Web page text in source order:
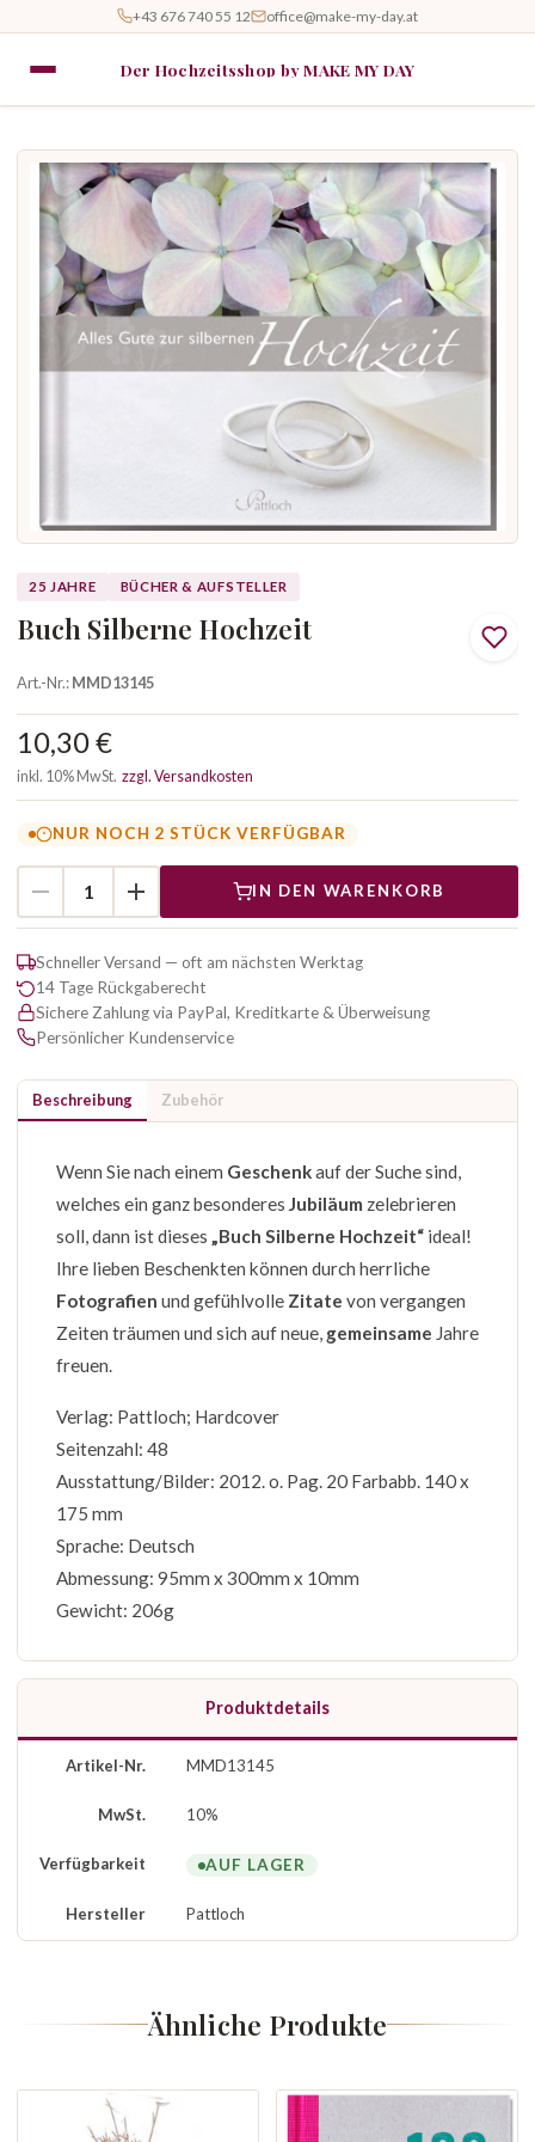
+43 676 740 55 12 office@make-my-day.at
Der Hochzeitsshop by MAKE MY DAY
25 JAHRE BÜCHER & AUFSTELLER
Buch Silberne Hochzeit
Art.-Nr.:MMD13145
10,30 €
inkl. 10% MwSt. zzgl. Versandkosten
NUR NOCH 2 STÜCK VERFÜGBAR
IN DEN WARENKORB
Schneller Versand — oft am nächsten Werktag
14 Tage Rückgaberecht
Sichere Zahlung via PayPal, Kreditkarte & Überweisung
Persönlicher Kundenservice
Beschreibung Zubehör
Wenn Sie nach einem Geschenkauf der Suche sind,
welches ein ganz besonderes Jubiläum zelebrieren
soll, dann ist dieses
„Buch Silberne Hochzeit“ ideal!
Ihre lieben Beschenkten können durch herrliche
Fotografien und gefühlvolle Zitate von vergangen
Zeiten träumen und sich auf neue, gemeinsame Jahre
freuen.
Verlag: Pattloch; Hardcover
Seitenzahl: 48
Ausstattung/Bilder: 2012. o. Pag. 20 Farbabb. 140 x
175 mm
Sprache: Deutsch
Abmessung: 95mm x 300mm x 10mm
Gewicht: 206g
Produktdetails
Artikel-Nr. MMD13145
MwSt. 10%
Verfügbarkeit AUF LAGER
Hersteller Pattloch
Ähnliche Produkte